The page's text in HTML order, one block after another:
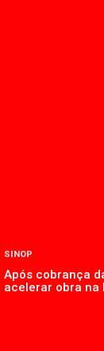
SINOP
Após cobrança
acelerar obra na